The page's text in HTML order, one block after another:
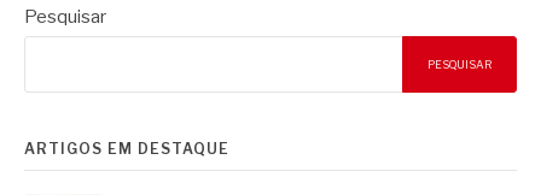
Pesquisar
PESQUISAR
ARTIGOS EM DESTAQUE